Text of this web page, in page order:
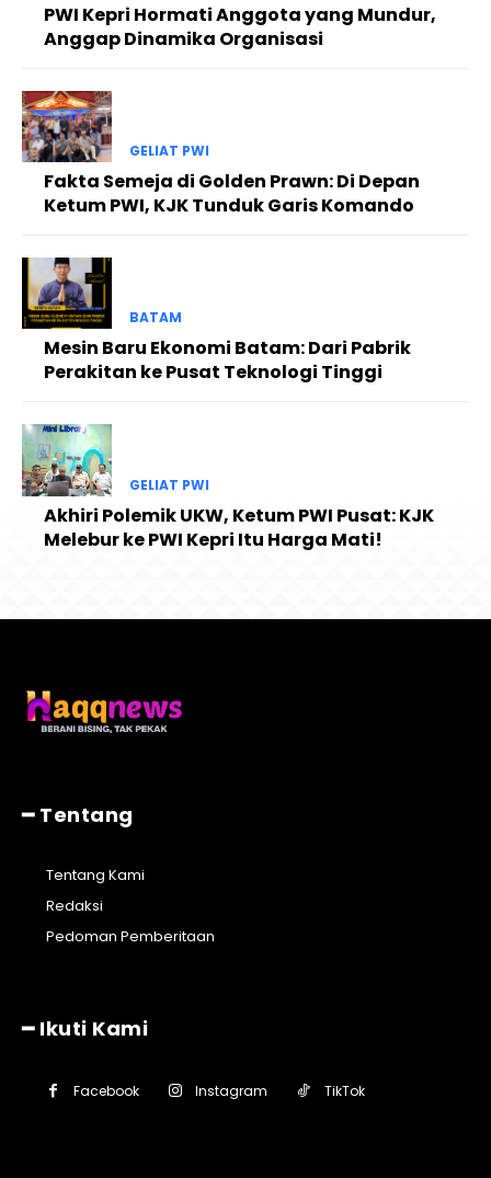
PWI Kepri Hormati Anggota yang Mundur,
Anggap Dinamika Organisasi
GELIAT PWI
Fakta Semeja di Golden Prawn: Di Depan
Ketum PWI, KJK Tunduk Garis Komando
BATAM
Mesin Baru Ekonomi Batam: Dari Pabrik
Perakitan ke Pusat Teknologi Tinggi
GELIAT PWI
Akhiri Polemik UKW, Ketum PWI Pusat: KJK
Melebur ke PWI Kepri Itu Harga Mati!
━ Tentang
Tentang Kami
Redaksi
Pedoman Pemberitaan
━ Ikuti Kami
Facebook Instagram TikTok